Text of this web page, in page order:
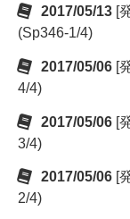
2017/05/13 [
(Sp346-1/4)
2017/05/06 [
4/4)
2017/05/06 [
3/4)
2017/05/06 [
2/4)